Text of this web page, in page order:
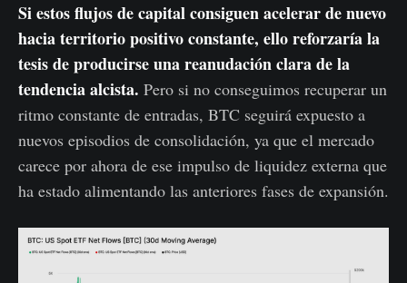
Si estos flujos de capital consiguen acelerar de nuevo
hacia territorio positivo constante, ello reforzaría la
tesis de producirse una reanudación clara de la
tendencia alcista. Pero si no conseguimos recuperar un
ritmo constante de entradas, BTC seguirá expuesto a
nuevos episodios de consolidación, ya que el mercado
carece por ahora de ese impulso de liquidez externa que
ha estado alimentando las anteriores fases de expansión.